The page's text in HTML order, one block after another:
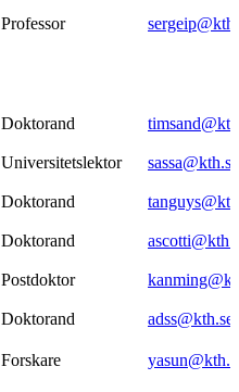
Professor
Doktorand
Universitetslektor sassa@kth.se
Doktorand
Doktorand
Postdoktor
Doktorand adss@kth.se
Forskare